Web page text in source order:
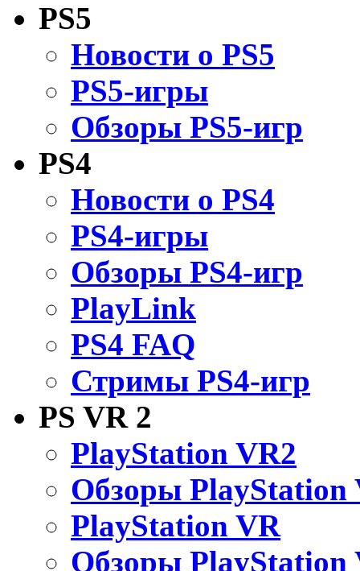
PS5
Новости о PS5
PS5-игры
Обзоры PS5-игр
PS4
Новости о PS4
PS4-игры
Обзоры PS4-игр
PlayLink
PS4 FAQ
Стримы PS4-игр
PS VR 2
PlayStation VR2
Обзоры PlayStation
PlayStation VR
Обзоры PlayStation